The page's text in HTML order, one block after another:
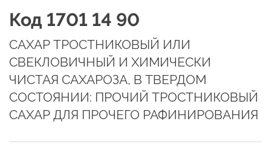
Код 1701 14 90
САХАР ТРОСТНИКОВЫЙ ИЛИ
СВЕКЛОВИЧНЫЙ И ХИМИЧЕСКИ
ЧИСТАЯ САХАРОЗА, В ТВЕРДОМ
СОСТОЯНИИ: ПРОЧИЙ ТРОСТНИКОВЫЙ
САХАР ДЛЯ ПРОЧЕГО РАФИНИРОВАНИЯ